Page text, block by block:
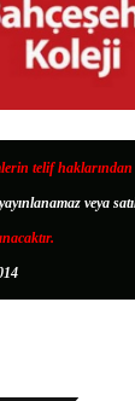
telif haklarından
veya